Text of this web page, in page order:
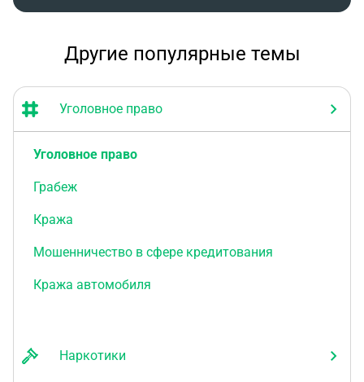
Другие популярные темы
Уголовное право
Уголовное право
Грабеж
Кража
Мошенничество в сфере кредитования
Кража автомобиля
Наркотики